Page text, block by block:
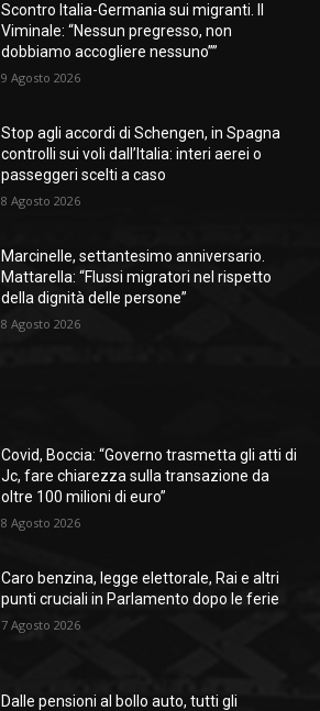
Scontro Italia-Germania sui migranti. Il
Viminale: “Nessun pregresso, non
dobbiamo accogliere nessuno””
9 Agosto 2026
Stop agli accordi di Schengen, in Spagna
controlli sui voli dall’Italia: interi aerei o
passeggeri scelti a caso
8 Agosto 2026
Marcinelle, settantesimo anniversario.
Mattarella: “Flussi migratori nel rispetto
della dignità delle persone”
8 Agosto 2026
Covid, Boccia: “Governo trasmetta gli atti di
Jc, fare chiarezza sulla transazione da
oltre 100 milioni di euro”
8 Agosto 2026
Caro benzina, legge elettorale, Rai e altri
punti cruciali in Parlamento dopo le ferie
7 Agosto 2026
Dalle pensioni al bollo auto, tutti gli